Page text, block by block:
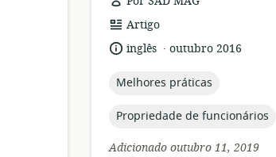
formato
de
recurso:
Artigo
idioma:
inglês .
data
publicação:
outubro 2016
topic:
Melhores práticas
topic:
Propriedade de funcionários
Adicionado outubro 11, 2019